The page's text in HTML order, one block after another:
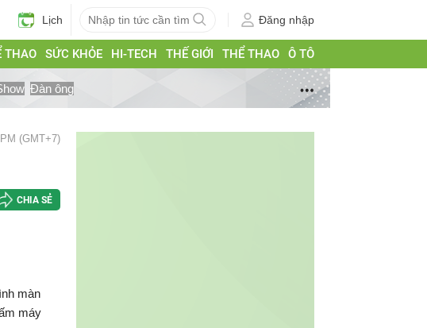
Lịch Đăng nhập
THAO SỨC KHỎE HI-TECH THẾ GIỚI THỂ THAO Ô TÔ
Đàn ông
(GMT+7)
CHIA SẺ
màn
máy